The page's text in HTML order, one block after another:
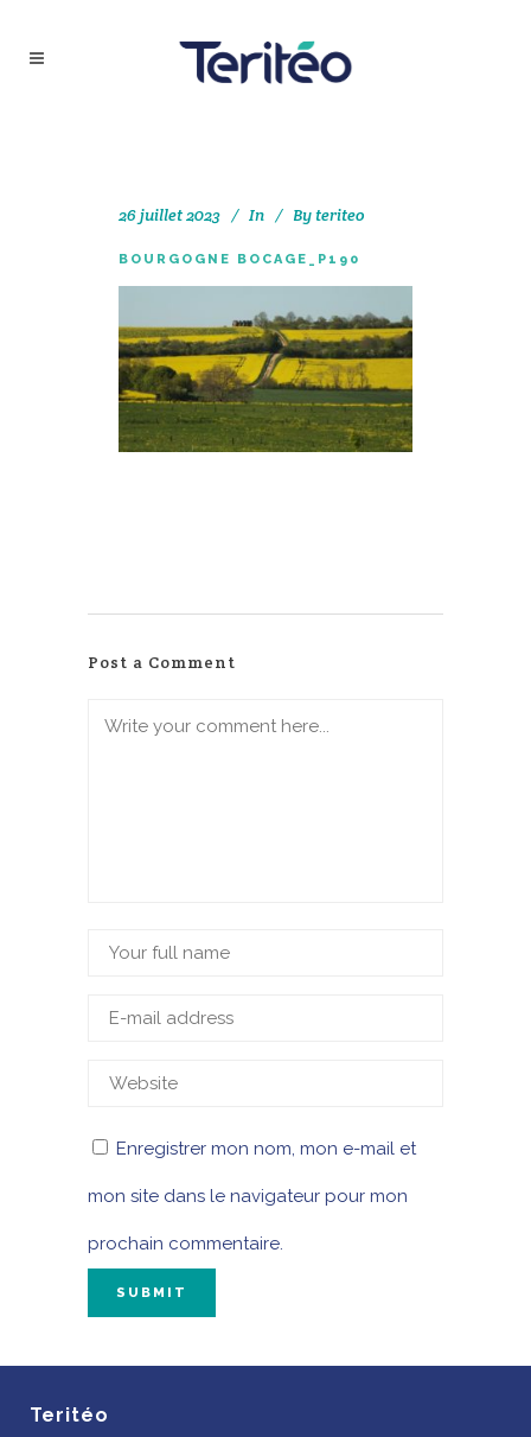
26 juillet 2023 In Byteriteo
BOURGOGNE BOCAGE_P190
Post a Comment
Enregistrer mon nom, mon e-mail et
mon site dans le navigateur pour mon
prochain commentaire.
Teritéo